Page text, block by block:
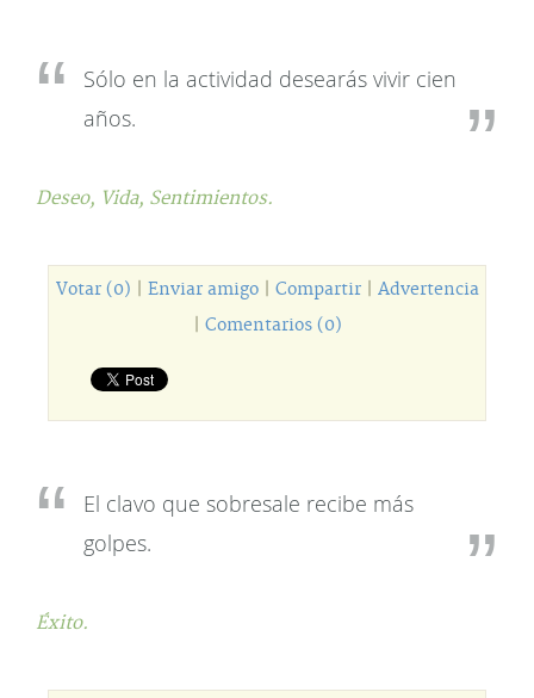
Sólo en la actividad desearás vivir cien
años.
Deseo, Vida, Sentimientos.
Votar (0) Enviar amigo| Compartir| Advertencia
Comentarios (0)
El clavo que sobresale recibe más
golpes.
Éxito.